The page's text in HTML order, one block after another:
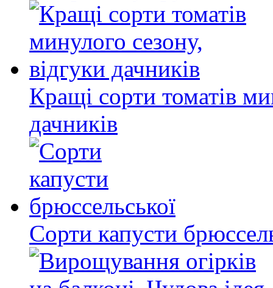
Кращі сорти томатів
дачників
Сорти капусти